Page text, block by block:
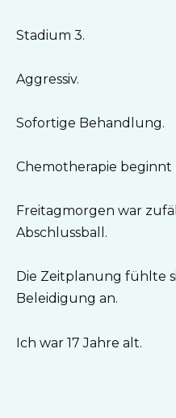
Stadium 3.
Aggressiv.
Sofortige Behandlung.
Chemotherapie beginnt
Freitagmorgen war
Abschlussball.
Die Zeitplanung fühlte
Beleidigung an.
Ich war 17 Jahre alt.